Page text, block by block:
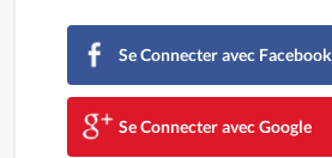
Se Connecter avec Facebook
Se Connecter avec Google